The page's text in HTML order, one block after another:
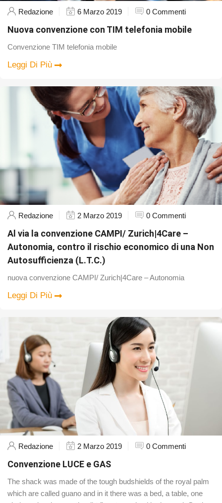
Redazione 6 Marzo 2019 0 Commenti
Nuova convenzione con TIM telefonia mobile
Convenzione TIM telefonia mobile
Leggi Di Più
Redazione 2 Marzo 2019 0 Commenti
Al via la convenzione CAMPI/ Zurich|4Care –
Autonomia, contro il rischio economico di una Non
Autosufficienza (L.T.C.)
nuova convenzione CAMPI/ Zurich|4Care – Autonomia
Leggi Di Più
Redazione 2 Marzo 2019 0 Commenti
Convenzione LUCE e GAS
The shack was made of the tough budshields of the royal palm
which are called guano and in it there was a bed, a table, one